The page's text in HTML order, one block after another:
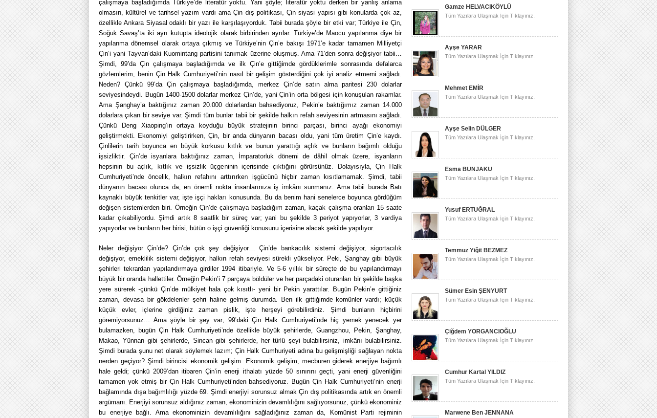
çalışmaya başladığımda Türkiye’de literatür yoktu. Yani şöyle; literatür yoktu derken bir yanlış anlama
olmasın, kültürel ve tarihsel yazım vardı ama Çin dış politikası, Çin siyasi yapısı gibi konularda çok az,
özellikle Ankara Siyasal odaklı bir yazı ile karşılaşıyorduk. Tabii burada şöyle bir etki var; Türkiye ile Çin,
Soğuk Savaş’ta iki ayrı kutupta ideolojik olarak birbirinden ayrılar. Türkiye’de Maocu yapılanma diye bir
yapılanma dönemsel olarak ortaya çıkmış ve Türkiye’nin Çin’e bakışı 1971’e kadar tamamen Milliyetçi
Çin’i yani Tayvan’daki Kuomintang partisini tanımak üzerine oluşmuş. Ama 71’den sonra değişiyor tabii…
Şimdi, 99’da Çin çalışmaya başladığımda ve ilk Çin’e gittiğimde gördüklerimle sonrasında defalarca
gözlemlerim, benin Çin Halk Cumhuriyeti’nin nasıl bir gelişim gösterdiğini çok iyi analiz etmemi sağladı.
Neden? Çünkü 99’da Çin çalışmaya başladığımda, merkez Çin’de satın alma paritesi 230 dolarlar
seviyesindeydi. Bugün 1400-1500 dolarlar merkez Çin’de, yani Çin’in orta bölgesi için konuşulan rakamlar.
Ama Şanghay’a baktığınız zaman 20.000 dolarlardan bahsediyoruz, Pekin’e baktığımız zaman 14.000
dolarlara çıkan bir seviye var. Şimdi tüm bunlar tabii bir şekilde halkın refah seviyesinin artmasını sağladı.
Çünkü Deng Xiaoping’in ortaya koyduğu büyük stratejinin birinci parçası, birinci ayağı ekonomiyi
geliştirmekti. Ekonomiyi geliştirirken, Çin, bir anda dünyanın bacası oldu, yani tüm üretim Çin’e kaydı.
Çinlilerin tarih boyunca en büyük korkusu kıtlık ve bunun yarattığı açlık ve bunların bağımlı olduğu
işsizliktir. Çin’de isyanlara baktığınız zaman, İmparatorluk dönemi de dâhil olmak üzere, isyanların
hepsinin bu açlık, kıtlık ve işsizlik üçgeninin içerisinde çıktığını görürsünüz. Dolayısıyla, Çin Halk
Cumhuriyeti’nde öncelik, halkın refahını arttırırken işgücünü hiçbir zaman kısıtlamamak. Şimdi, tabii
dünyanın bacası olunca da, en önemli nokta insanlarınıza iş imkânı sunmanız. Ama tabii burada Batı
kaynaklı büyük tenkitler var, işte işçi hakları konusunda. Bu da benim hani senelerce boyunca gördüğüm
değişen sistemlerden biri. Örneğin Çin’de çalışmaya başladığım zaman, kaçak çalışma oranları 15 saate
kadar çıkabiliyordu. Şimdi artık 8 saatlik bir süreç var; yani bu şekilde 3 periyot yapıyorlar, 3 vardiya
yapıyorlar ve bunların her birisi, bütün o işçi güvenliği konusunu içerisine alacak şekilde yapılıyor.
Neler değişiyor Çin’de? Çin’de çok şey değişiyor… Çin’de bankacılık sistemi değişiyor, sigortacılık
değişiyor, emeklilik sistemi değişiyor, halkın refah seviyesi sürekli yükseliyor. Peki, Şanghay gibi büyük
şehirleri tekrardan yapılandırmaya girdiler 1994 itibariyle. Ve 5-6 yıllık bir süreçte de bu yapılandırmayı
büyük bir oranda hallettiler. Örneğin Pekin’i 7 parçaya böldüler ve her parçadaki oturanları bir şekilde başka
yere sürerek -çünkü Çin’de mülkiyet hala çok kısıtlı- yeni bir Pekin yarattılar. Bugün Pekin’e gittiğiniz
zaman, devasa bir gökdelenler şehri haline gelmiş durumda. Ben ilk gittiğimde komünler vardı; küçük
küçük evler, içlerine girdiğiniz zaman pislik, işte herşeyi görebilirdiniz. Şimdi bunların hiçbirini
göremiyorsunuz… Ama şöyle bir şey var; 99’daki Çin Halk Cumhuriyeti’nde hiç yemek yenecek yer
bulamazken, bugün Çin Halk Cumhuriyeti’nde özellikle büyük şehirlerde, Guangzhou, Pekin, Şanghay,
Makao, Yünnan gibi şehirlerde, Sincan gibi şehirlerde, her türlü şeyi bulabilirsiniz, imkânı bulabilirsiniz.
Şimdi burada şunu net olarak söylemek lazım; Çin Halk Cumhuriyeti adına bu gelişmişliği sağlayan nokta
nerden geçiyor? Şimdi birincisi ekonomik gelişim. Ekonomik gelişim, mecburen giderek enerjiye bağımlı
hale geldi; çünkü 2009’dan itibaren Çin’in enerji ithalatı yüzde 50 sınırını geçti, yani enerji güvenliğini
tamamen yok etmiş bir Çin Halk Cumhuriyeti’nden bahsediyoruz. Bugün Çin Halk Cumhuriyeti’nin enerji
bağlamında dışa bağımlılığı yüzde 69. Şimdi enerjiyi sorunsuz almak Çin dış politikasında artık en önemli
argümanı. Enerjiyi sorunsuz aldığınız zaman, ekonominizin devamlılığını sağlıyorsunuz, çünkü ekonominiz
bu enerjiye bağlı. Ama ekonominizin devamlılığını sağladığınız zaman da, Komünist Parti rejiminin
Gamze HELVACIKÖYLÜ
Tüm Yazılara Ulaşmak İçin Tıklayınız.
Ayşe YARAR
Tüm Yazılara Ulaşmak İçin Tıklayınız.
Mehmet EMİR
Tüm Yazılara Ulaşmak İçin Tıklayınız.
Ayşe Selin DÜLGER
Tüm Yazılara Ulaşmak İçin Tıklayınız.
Esma BUNJAKU
Tüm Yazılara Ulaşmak İçin Tıklayınız.
Yusuf ERTUĞRAL
Tüm Yazılara Ulaşmak İçin Tıklayınız.
Temmuz Yiğit BEZMEZ
Tüm Yazılara Ulaşmak İçin Tıklayınız.
Sümer Esin ŞENYURT
Tüm Yazılara Ulaşmak İçin Tıklayınız.
Çiğdem YORGANCIOĞLU
Tüm Yazılara Ulaşmak İçin Tıklayınız.
Cumhur Kartal YILDIZ
Tüm Yazılara Ulaşmak İçin Tıklayınız.
Marwene Ben JENNANA